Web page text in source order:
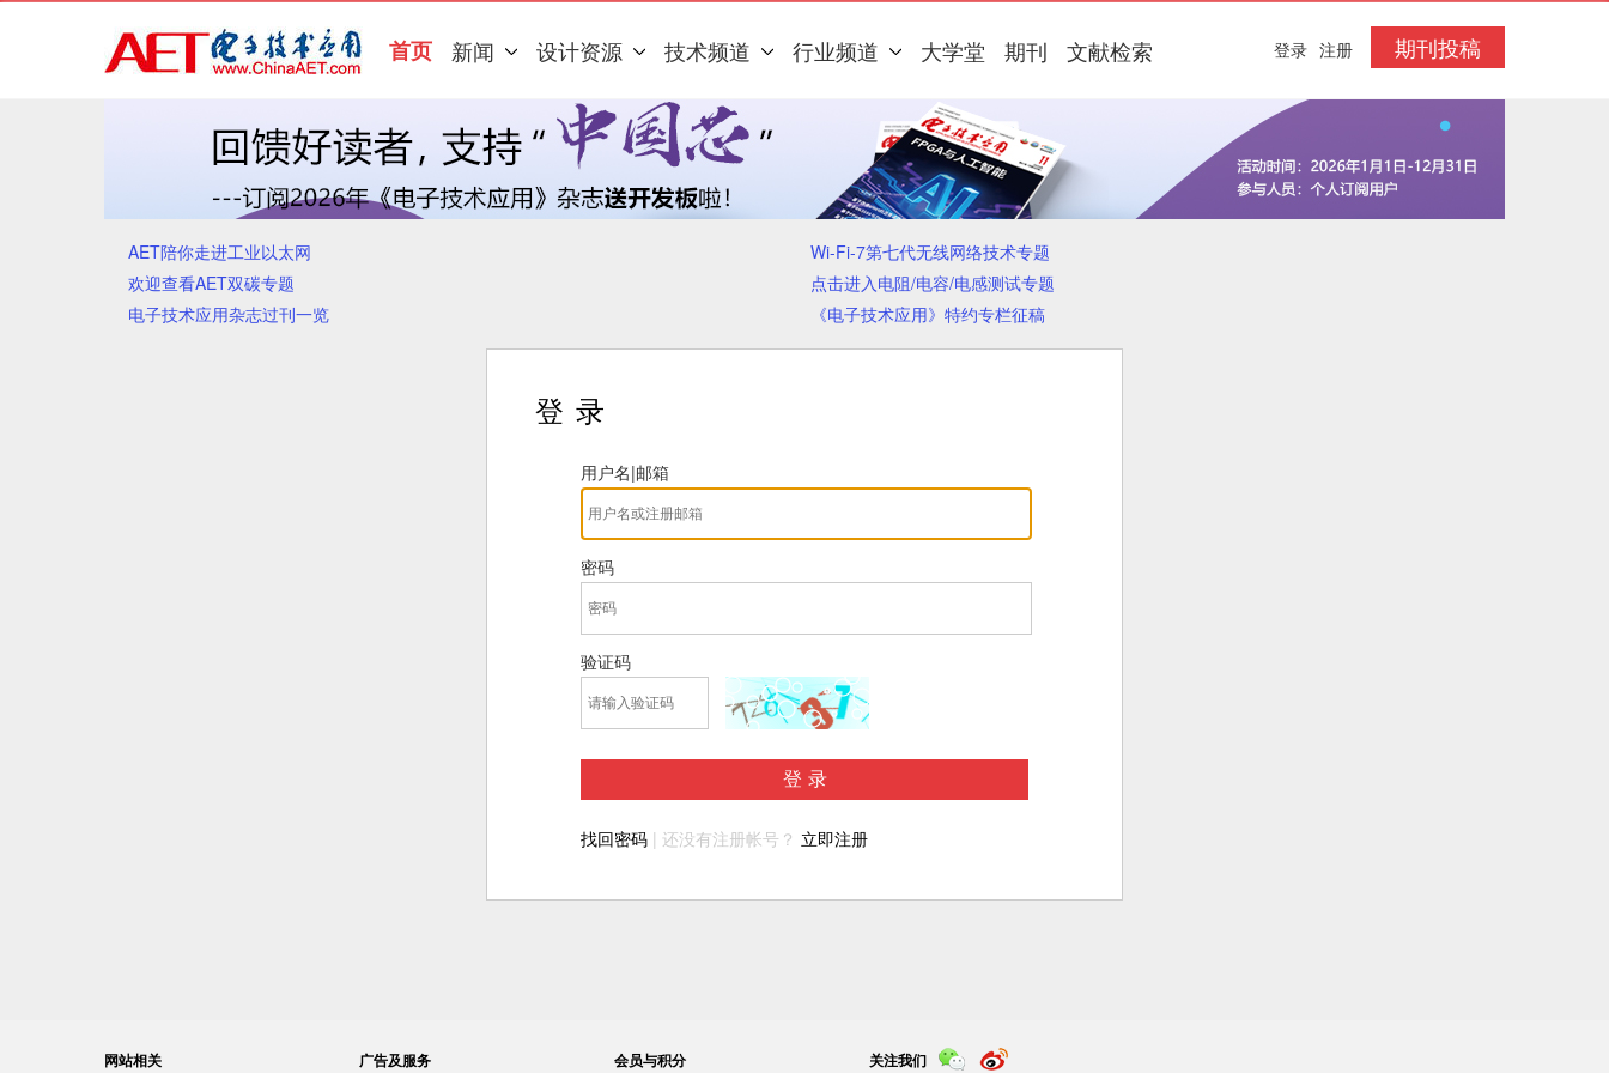
首页 新闻 设计资源 技术频道 行业频道 大学堂 期刊 文献检索 期刊投稿
登录 注册
AET陪你走进工业以太网
Wi-Fi-7第七代无线网络技术专题
欢迎查看AET双碳专题
点击进入电阻/电容/电感测试专题
电子技术应用杂志过刊一览
《电子技术应用》特约专栏征稿
登录
用户名|邮箱
密码
验证码
登录
找回密码 | 还没有注册帐号？ 立即注册
网站相关 广告及服务 会员与积分 关注我们